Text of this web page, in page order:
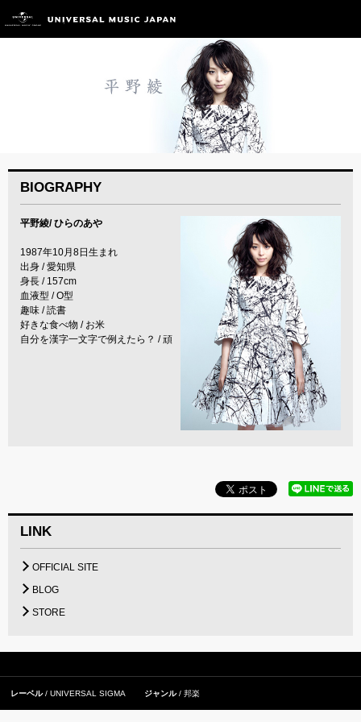
BIOGRAPHY
平野綾/ ひらのあや
1987年10月8日生まれ
出身 / 愛知県
身長 / 157cm
血液型 / O型
趣味 / 読書
好きな食べ物 / お米
自分を漢字一文字で例えたら？ / 頑
LINK
OFFICIAL SITE
BLOG
STORE
レーベル UNIVERSAL SIGMA ジャンル 邦楽